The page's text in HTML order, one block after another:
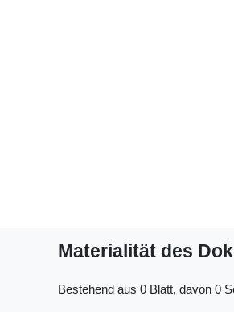
Materialität des
Bestehend aus 0 Blatt, davon 0